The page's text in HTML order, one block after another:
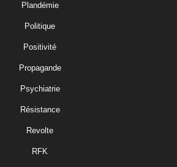
Plandémie
Politique
Positivité
Propagande
Psychiatrie
Résistance
Revolte
RFK